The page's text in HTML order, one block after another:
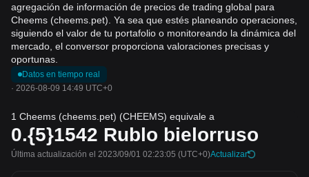
agregación de información de precios de trading global para
Cheems (cheems.pet). Ya sea que estés planeando operaciones,
siguiendo el valor de tu portafolio o monitoreando la dinámica del
mercado, el conversor proporciona valoraciones precisas y
oportunas.
Datos en tiempo real
· 2026-08-09 14:49 UTC+0
1 Cheems (cheems.pet) (CHEEMS) equivale a
0.{5}1542 Rublo bielorruso
Última actualización el 2023/09/01 02:23:05 (UTC+0)Actualizar